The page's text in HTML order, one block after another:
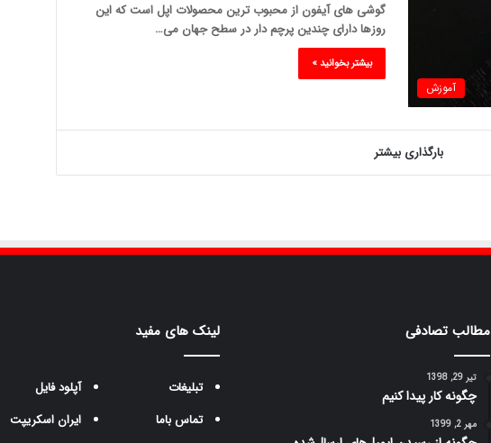
آموزش
گوشی های آیفون از محبوب ترین محصولات اپل است که این
روزها دارای چندین پرچم دار در سطح جهان می…
بیشتر بخوانید »
بارگذاری بیشتر
مطالب تصادفی
تیر 29, 1398
چگونه کار پیدا کنیم
مهر 2, 1399
لینک های مفید
تبلیغات
آپلود فایل
تماس باما
ایران اسکریپت